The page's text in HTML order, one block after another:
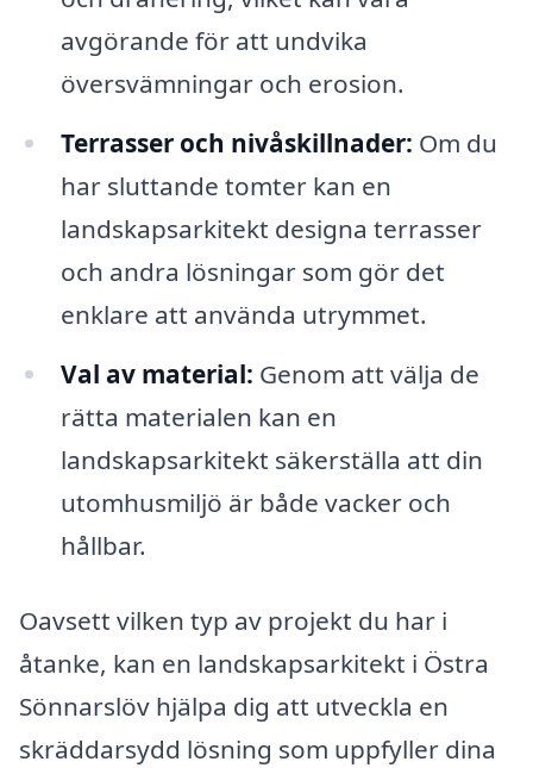
avgörande för att undvika
översvämningar och erosion.
Terrasser och nivåskillnader: Om du
har sluttande tomter kan en
landskapsarkitekt designa terrasser
och andra lösningar som gör det
enklare att använda utrymmet.
Val av material: Genom att välja de
rätta materialen kan en
landskapsarkitekt säkerställa att din
utomhusmiljö är både vacker och
hållbar.
Oavsett vilken typ av projekt du har i
åtanke, kan en landskapsarkitekt i Östra
Sönnarslöv hjälpa dig att utveckla en
skräddarsydd lösning som uppfyller dina